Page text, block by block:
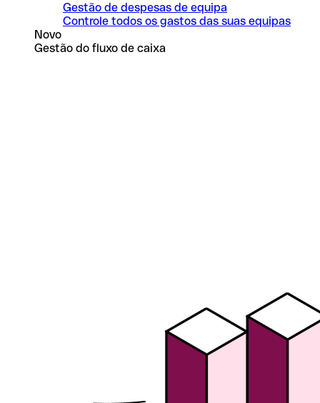
Gestão de despesas de equipa
Controle todos os gastos das suas equipas
Novo
Gestão do fluxo de caixa